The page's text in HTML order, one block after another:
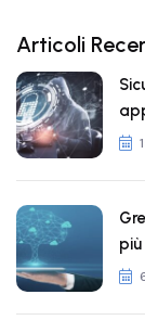
Articoli